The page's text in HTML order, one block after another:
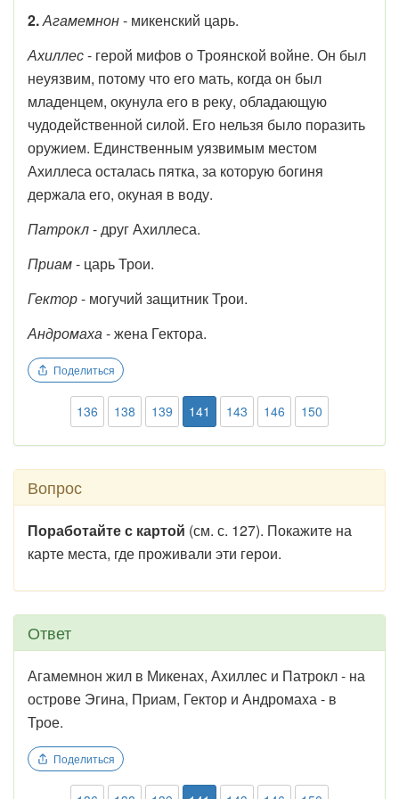
2.Агамемнон- микенский царь.
Ахиллес- герой мифов о Троянской войне. Он был
неуязвим, потому что его мать, когда он был
младенцем, окунула его в реку, обладающую
чудодейственной силой. Его нельзя было поразить
оружием. Единственным уязвимым местом
Ахиллеса осталась пятка, за которую богиня
держала его, окуная в воду.
Патрокл- друг Ахиллеса.
Приам- царь Трои.
Гектор- могучий защитник Трои.
Андромаха- жена Гектора.
Поделиться
136 138 139 141 143 146 150
Вопрос
Поработайте с картой (см. с. 127). Покажите на
карте места, где проживали эти герои.
Ответ
Агамемнон жил в Микенах, Ахиллес и Патрокл - на
острове Эгина, Приам, Гектор и Андромаха - в
Трое.
Поделиться